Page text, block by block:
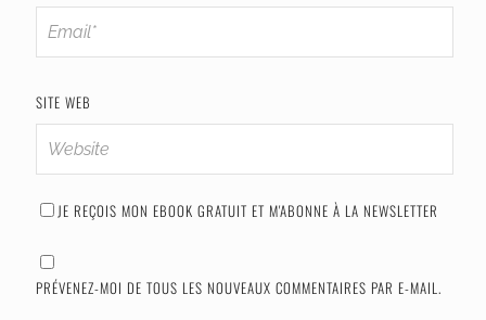
SITE WEB
JE REÇOIS MON EBOOK GRATUIT ET M'ABONNE À LA NEWSLETTER
PRÉVENEZ-MOI DE TOUS LES NOUVEAUX COMMENTAIRES PAR E-MAIL.